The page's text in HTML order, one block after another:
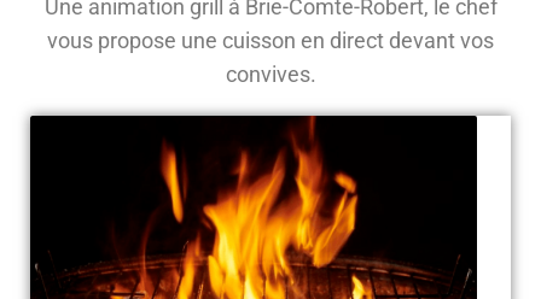
Une animation grill à Brie-Comte-Robert, le chef
vous propose une cuisson en direct devant vos
convives.